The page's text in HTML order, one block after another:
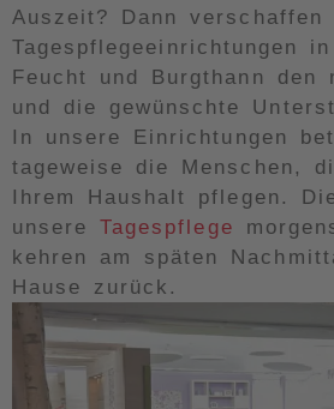
Auszeit? Dann verschaffen
Tagespflegeeinrichtungen
Feucht und Burgthann den
und die gewünschte
In unsere Einrichtungen
tageweise die Menschen,
Ihrem Haushalt pflegen.
unsereTagespflege
kehren am späten
Hause zurück.